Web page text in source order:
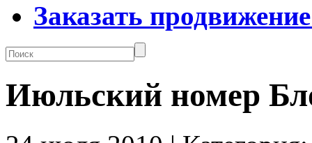
Заказать
Июльский номер